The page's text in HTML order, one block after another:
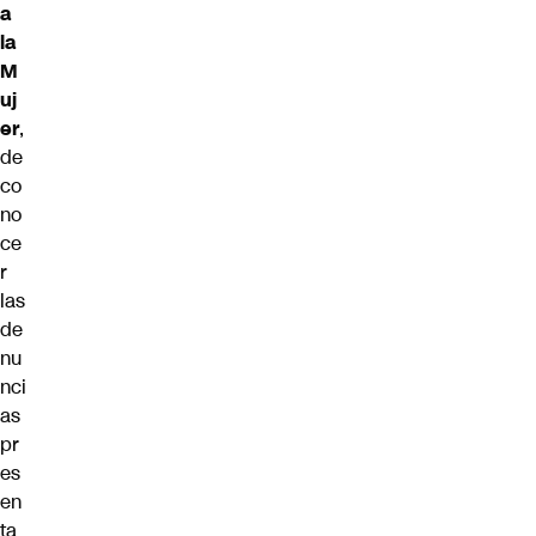
a
la
M
uj
er,
de
co
no
ce
r
las
de
nu
nci
as
pr
es
en
ta